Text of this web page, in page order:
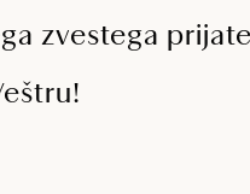
zvestega